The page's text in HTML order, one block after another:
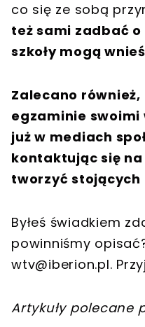
co się ze sobą
też sami zadbać o
szkoły mogą
Zalecano
egzaminie
już w mediach
kontaktując się na
tworzyć stojących
Byłeś świadkiem
powinniśmy
wtv@iberion.pl.
Artykuły polecane